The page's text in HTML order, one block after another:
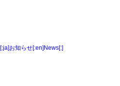
[:ja]お知らせ[:en]News[:]